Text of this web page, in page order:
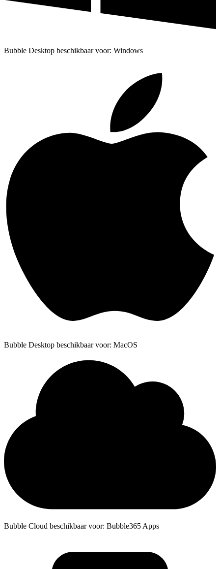
Bubble Desktop beschikbaar voor: Windows
Bubble Desktop beschikbaar voor: MacOS
Bubble Cloud beschikbaar voor: Bubble365 Apps